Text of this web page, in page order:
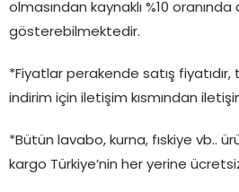
olmasından kaynaklı %10 oranında
gösterebilmektedir.
*Fiyatlar perakende satış fiyatıdır,
indirim için iletişim kısmından
*Bütün lavabo, kurna, fıskiye vb..
kargo Türkiye’nin her yerine